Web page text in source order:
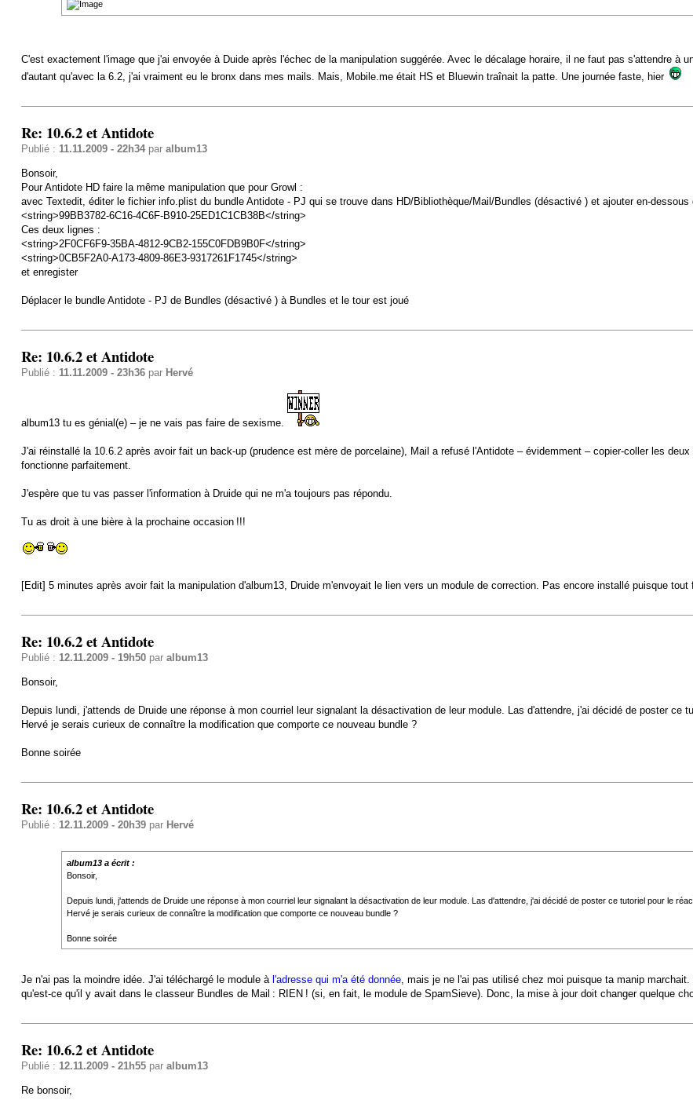
C'est exactement l'image que j'ai envoyée à Duide après l'échec de la manipulation suggérée. Avec le décalage horaire, il ne faut pas s'attendre à
d'autant qu'avec la 6.2, j'ai vraiment eu le bronx dans mes mails. Mais, Mobile.me était HS et Bluewin traînait la patte. Une journée faste, hier
Re: 10.6.2 et Antidote
Publié : 11.11.2009 - 22h34par album13
Bonsoir,
Pour Antidote HD faire la même manipulation que pour Growl :
avec Textedit, éditer le fichier info.plist du bundle Antidote - PJ qui se trouve dans HD/Bibliothèque/Mail/Bundles (désactivé ) et ajouter en-dessous
<string>99BB3782-6C16-4C6F-B910-25ED1C1CB38B</string>
Ces deux lignes :
<string>2F0CF6F9-35BA-4812-9CB2-155C0FDB9B0F</string>
<string>0CB5F2A0-A173-4809-86E3-9317261F1745</string>
et enregister
Déplacer le bundle Antidote - PJ de Bundles (désactivé ) à Bundles et le tour est joué
Re: 10.6.2 et Antidote
Publié : 11.11.2009 - 23h36par Hervé
album13 tu es génial(e) – je ne vais pas faire de sexisme.
J'ai réinstallé la 10.6.2 après avoir fait un back-up (prudence est mère de porcelaine), Mail a refusé l'Antidote – évidemment – copier-coller les
fonctionne parfaitement.
J'espère que tu vas passer l'information à Druide qui ne m'a toujours pas répondu.
Tu as droit à une bière à la prochaine occasion !!!
[Edit] 5 minutes après avoir fait la manipulation d'album13, Druide m'envoyait le lien vers un module de correction. Pas encore installé puisque
Re: 10.6.2 et Antidote
Publié : 12.11.2009 - 19h50par album13
Bonsoir,
Depuis lundi, j'attends de Druide une réponse à mon courriel leur signalant la désactivation de leur module. Las d'attendre, j'ai décidé de poster ce
Hervé je serais curieux de connaître la modification que comporte ce nouveau bundle ?
Bonne soirée
Re: 10.6.2 et Antidote
Publié : 12.11.2009 - 20h39par Hervé
album13 a écrit :
Bonsoir,
Depuis lundi, j'attends de Druide une réponse à mon courriel leur signalant la désactivation de leur module. Las d'attendre, j'ai décidé de poster ce tutoriel pour le
Hervé je serais curieux de connaître la modification que comporte ce nouveau bundle ?
Bonne soirée
Je n'ai pas la moindre idée. J'ai téléchargé le module à l'adresse qui m'a été donnée, mais je ne l'ai pas utilisé chez moi puisque ta manip
qu'est-ce qu'il y avait dans le classeur Bundles de Mail : RIEN ! (si, en fait, le module de SpamSieve). Donc, la mise à jour doit changer quelque
Re: 10.6.2 et Antidote
Publié : 12.11.2009 - 21h55par album13
Re bonsoir,